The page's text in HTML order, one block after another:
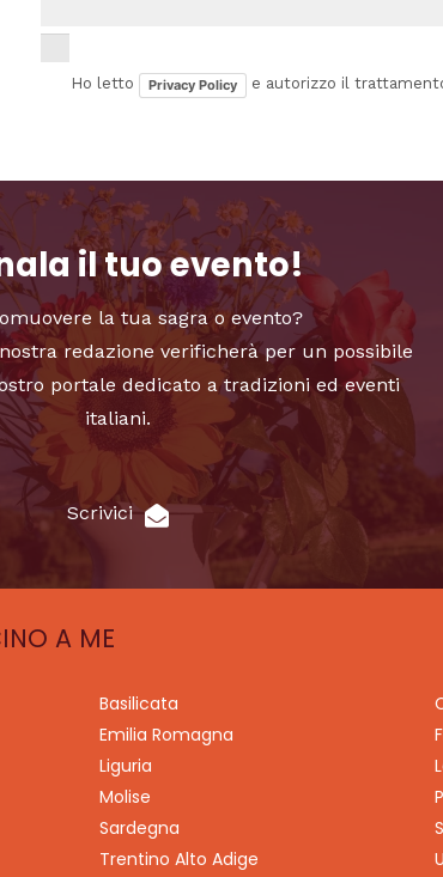
Ho letto Privacy Policy e autorizzo il
il tuo evento!
la tua sagra o evento?
redazione verificherà per un possibile
portale dedicato a tradizioni ed eventi
italiani.
Scrivici
A ME
Basilicata
Emilia Romagna
Liguria
Molise
Sardegna
Trentino Alto Adige